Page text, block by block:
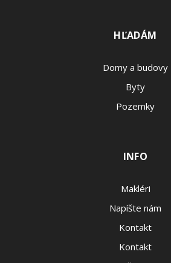
HĽADÁM
Domy a budovy
Byty
Pozemky
INFO
Makléri
Napíšte nám
Kontakt
Kontakt